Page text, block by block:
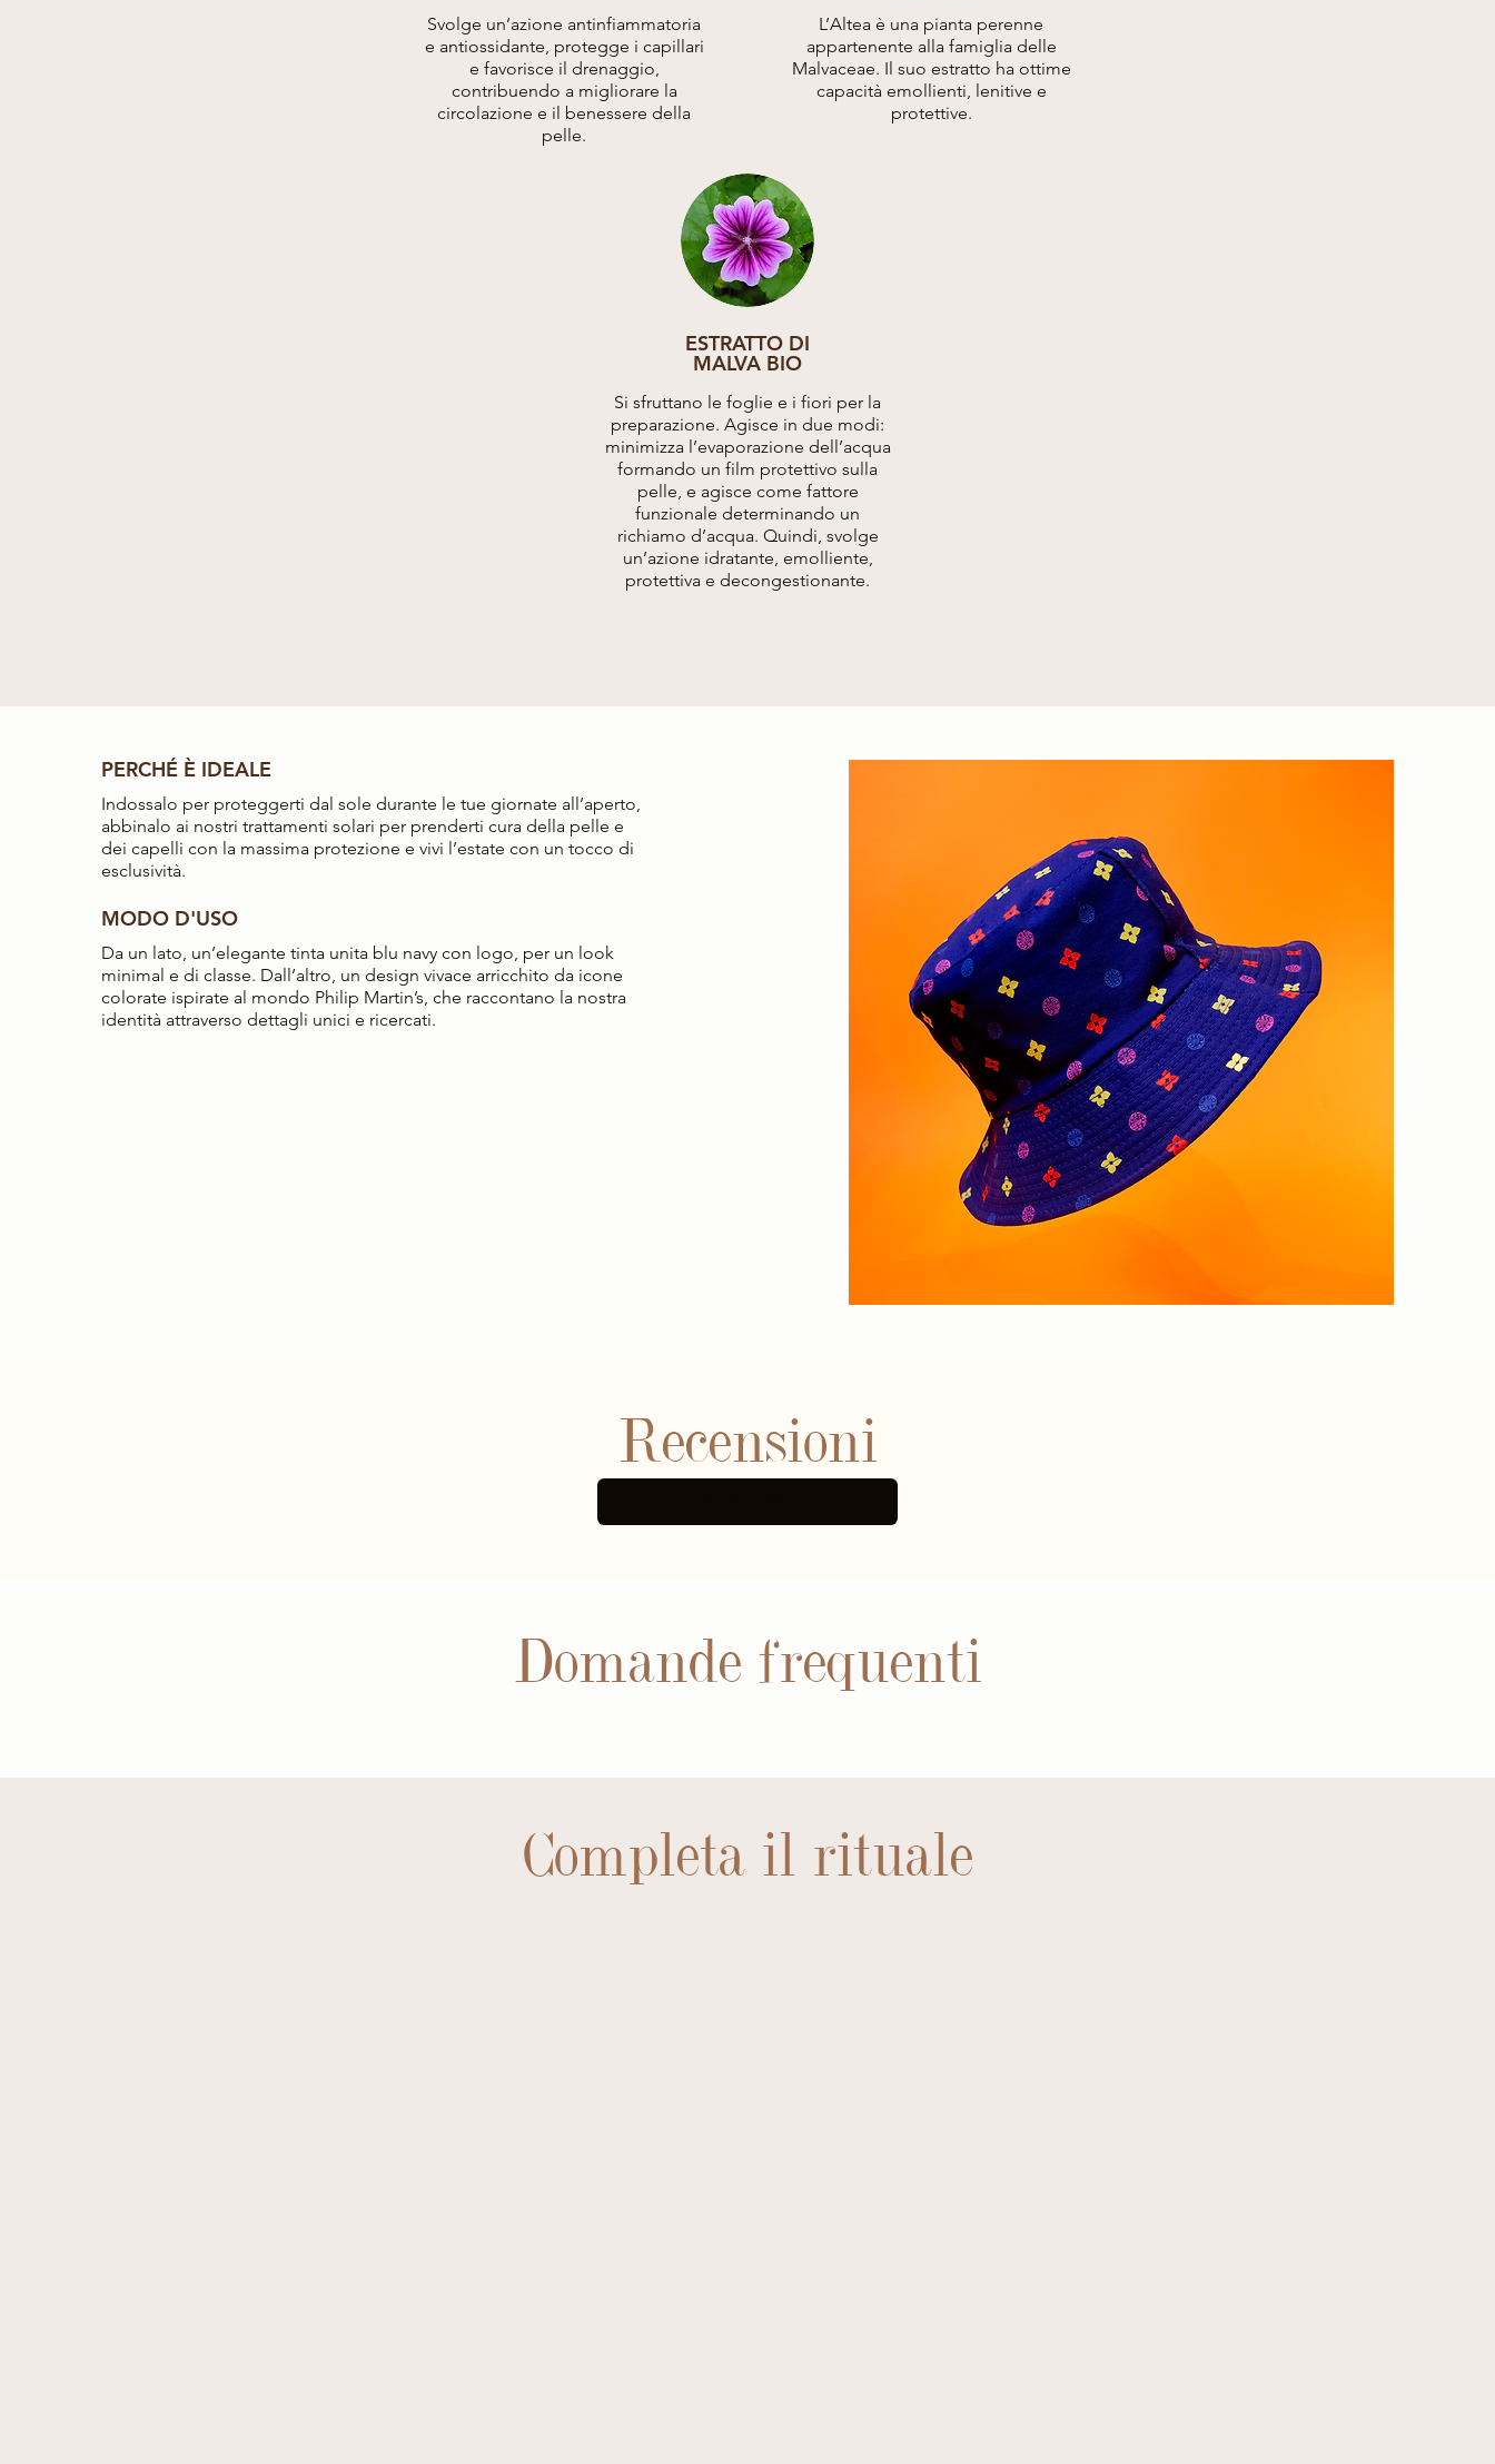
Svolge un’azione antinfiammatoria
e antiossidante, protegge i capillari
e favorisce il drenaggio,
contribuendo a migliorare la
circolazione e il benessere della
pelle.
L’Altea è una pianta perenne
appartenente alla famiglia delle
Malvaceae. Il suo estratto ha ottime
capacità emollienti, lenitive e
protettive.
ESTRATTO DI
MALVA BIO
Si sfruttano le foglie e i fiori per la
preparazione. Agisce in due modi:
minimizza l’evaporazione dell’acqua
formando un film protettivo sulla
pelle, e agisce come fattore
funzionale determinando un
richiamo d’acqua. Quindi, svolge
un’azione idratante, emolliente,
protettiva e decongestionante.
PERCHÉ È IDEALE
Indossalo per proteggerti dal sole durante le tue giornate all’aperto,
abbinalo ai nostri trattamenti solari per prenderti cura della pelle e
dei capelli con la massima protezione e vivi l’estate con un tocco di
esclusività.
MODO D'USO
Da un lato, un’elegante tinta unita blu navy con logo, per un look
minimal e di classe. Dall’altro, un design vivace arricchito da icone
colorate ispirate al mondo Philip Martin’s, che raccontano la nostra
identità attraverso dettagli unici e ricercati.
Recensioni
Domande frequenti
Completa il rituale